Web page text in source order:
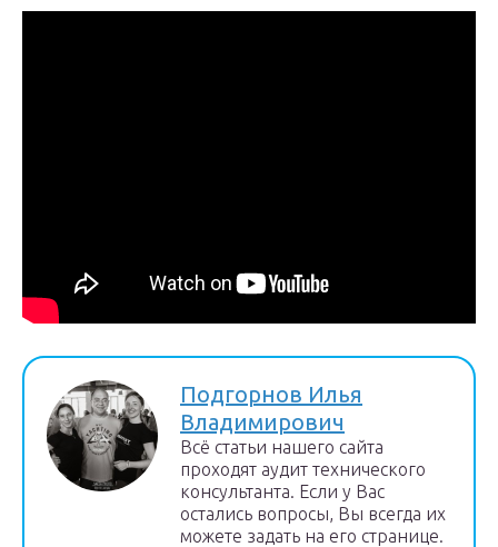
Подгорнов Илья
Владимирович
Всё статьи нашего сайта
проходят аудит технического
консультанта. Если у Вас
остались вопросы, Вы всегда их
можете задать на его странице.